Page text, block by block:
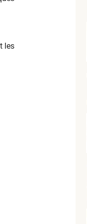
les